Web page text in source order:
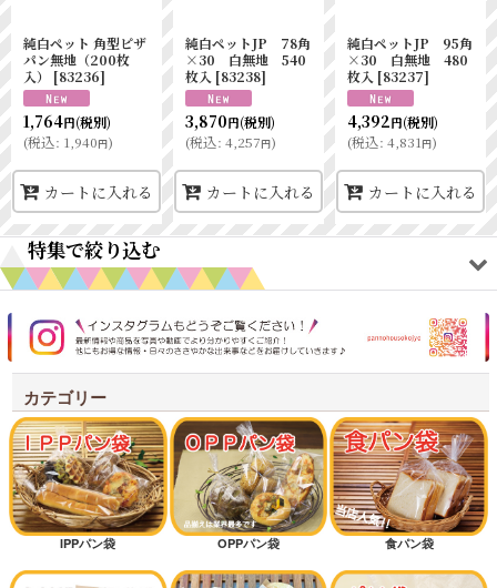
純白ペット 角型ピザ
パン無地（200枚
入）
[83236]
1,764円(税別)
(税込: 1,940円)
カートに入れる
純白ペットJP 78角
×30 白無地 540
枚入 [83238]
3,870円(税別)
(税込: 4,257円)
カートに入れる
純白ペットJP 95角
×30 白無地 480
枚入 [83237]
4,392円(税別)
(税込: 4,831円)
カートに入れる
特集で絞り込む
オリジナルアイテム
ワックスペーパー
耐油紙袋商品
シンプルテイスト
クラフトテイスト
カテゴリー
IPPパン袋 OPPパン袋 食パン袋